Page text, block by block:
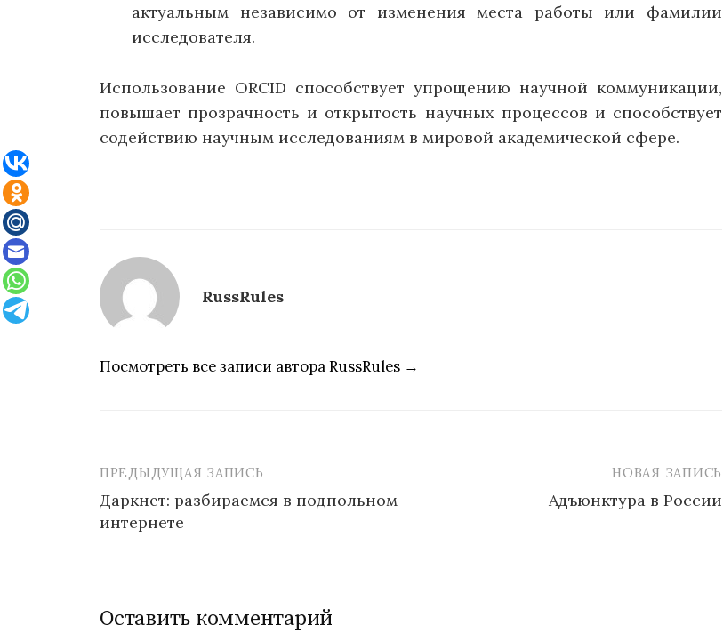
актуальным независимо от изменения места работы или фамилии
исследователя.
Использование ORCID способствует упрощению научной коммуникации,
повышает прозрачность и открытость научных процессов и способствует
содействию научным исследованиям в мировой академической сфере.
RussRules
Посмотреть все записи автора RussRules →
Навигация
по
ПРЕДЫДУЩАЯ ЗАПИСЬ
Даркнет: разбираемся в подпольном
интернете
НОВАЯ ЗАПИСЬ
Адъюнктура в России
Оставить комментарий